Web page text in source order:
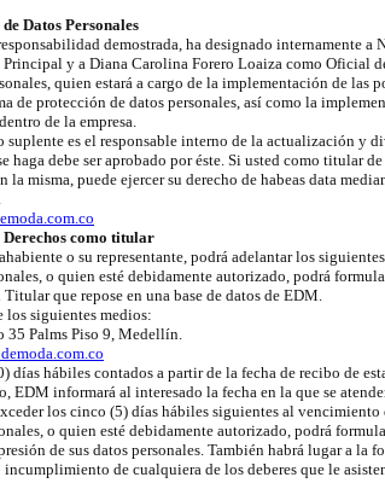
Datos Personales
demostrada, ha designado internamente a
y a Diana Carolina Forero Loaiza como Oficial
quien estará a cargo de la implementación de las
de protección de datos personales, así como la
de la empresa.
es el responsable interno de la actualización y
debe ser aprobado por éste. Si usted como titular
la misma, puede ejercer su derecho de habeas data
como titular
o su representante, podrá adelantar los
o quien esté debidamente autorizado, podrá
que repose en una base de datos de EDM.
los siguientes medios:
Palms Piso 9, Medellín.
días hábiles contados a partir de la fecha de recibo de
EDM informará al interesado la fecha en la que se
los cinco (5) días hábiles siguientes al
o quien esté debidamente autorizado, podrá
de sus datos personales. También habrá lugar a la
de cualquiera de los deberes que le